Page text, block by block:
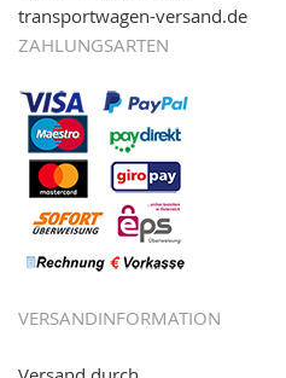
transportwagen-versand.de
ZAHLUNGSARTEN
VERSANDINFORMATION